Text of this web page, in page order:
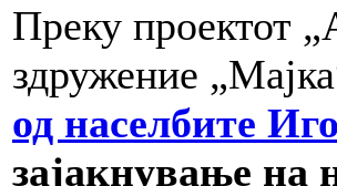
Преку проектот
здружение
од населбите
зајакнување на